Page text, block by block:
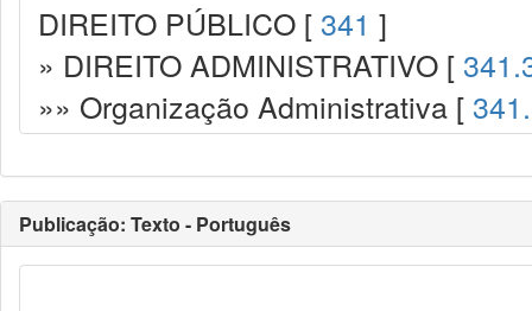
DIREITO PÚBLICO [ 341 ]
» DIREITO ADMINISTRATIVO [
»» Organização Administrativa [
Publicação: Texto - Português